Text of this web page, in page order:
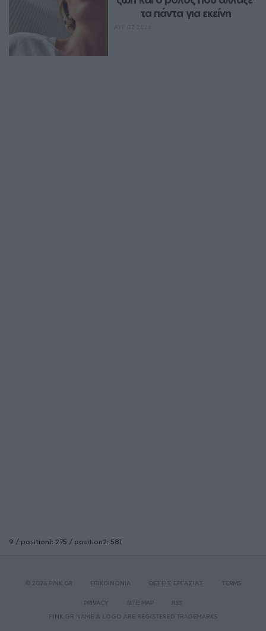
τα πάντα για εκείνη
9 / position1: 275 / position2: 581
© 2026 PINK.GR ΕΠΙΚΟΙΝΩΝΙΑ ΘΕΣΕΙΣ ΕΡΓΑΣΙΑΣ TERMS
PRIVACY SITE MAP
RSS
PINK.GR NAME & LOGO ARE REGISTERED TRADEMARKS